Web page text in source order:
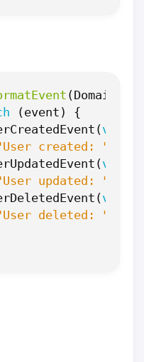
(
(event )
{
(var
created: "
(var
updated: "
(var
deleted: "